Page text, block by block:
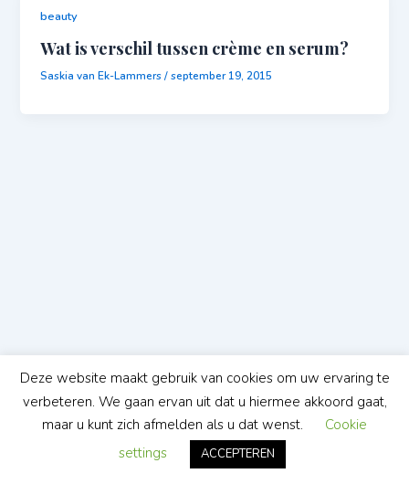
beauty
Wat is verschil tussen crème en serum?
Saskia van Ek-Lammers/september 19, 2015
Deze website maakt gebruik van cookies om uw ervaring te
verbeteren. We gaan ervan uit dat u hiermee akkoord gaat,
maar u kunt zich afmelden als u dat wenst.
Cookie
settings
ACCEPTEREN